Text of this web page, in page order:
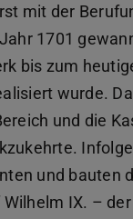
mit der
1701
bis zum
wurde.
und die
und bauten
IX. –